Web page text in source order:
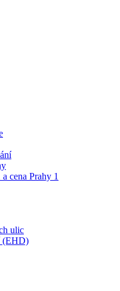
cena Prahy 1
ulic
(EHD)